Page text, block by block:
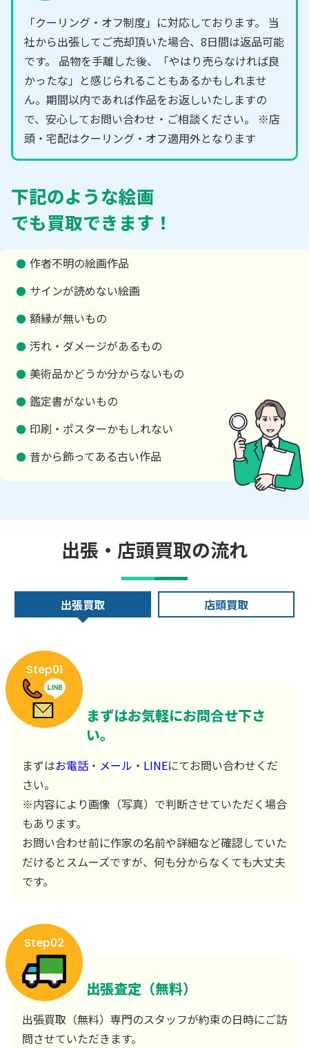
「クーリング・オフ制度」に対応しております。 当
社から出張してご売却頂いた場合、8日間は返品可能
です。 品物を手離した後、「やはり売らなければ良
かったな」と感じられることもあるかもしれませ
ん。期間以内であれば作品をお返しいたしますの
で、安心してお問い合わせ・ご相談ください。 ※店
頭・宅配はクーリング・オフ適用外となります
下記のような絵画
でも買取できます！
作者不明の絵画作品
サインが読めない絵画
額縁が無いもの
汚れ・ダメージがあるもの
美術品かどうか分からないもの
鑑定書がないもの
印刷・ポスターかもしれない
昔から飾ってある古い作品
出張・店頭買取の流れ
出張買取 店頭買取
Step01
まずはお気軽にお問合せ下さ
い。
まずはお電話 ・ メール ・ LINEにてお問い合わせくだ
さい。
※内容により画像（写真）で判断させていただく場合
もあります。
お問い合わせ前に作家の名前や詳細など確認していた
だけるとスムーズですが、何も分からなくても大丈夫
です。
Step02
出張査定（無料）
出張買取（無料）専門のスタッフが約束の日時にご訪
問させていただきます。